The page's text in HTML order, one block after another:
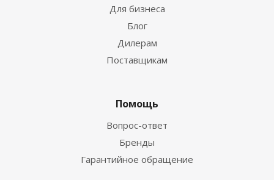
Для бизнеса
Блог
Дилерам
Поставщикам
Помощь
Вопрос-ответ
Бренды
Гарантийное обращение